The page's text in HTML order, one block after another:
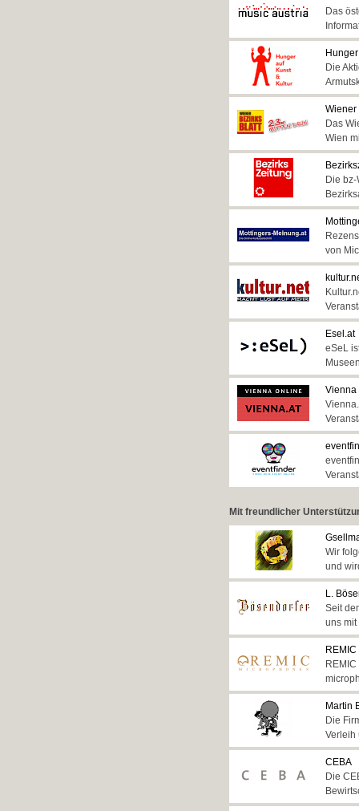
Das
Die
Wiener
Das
Wien
Die
von
Esel.at
eSeL
Vienna
Mit freundlicher
Wir
und
L.
Seit
uns
Martin
Die
Verleih
CEBA
Die